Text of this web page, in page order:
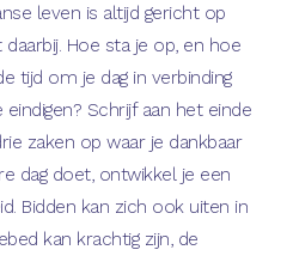
leven is altijd gericht op
Hoe sta je op, en hoe
tijd om je dag in verbinding
Schrijf aan het einde
zaken op waar je dankbaar
dag doet, ontwikkel je een
Bidden kan zich ook uiten in
kan krachtig zijn, de